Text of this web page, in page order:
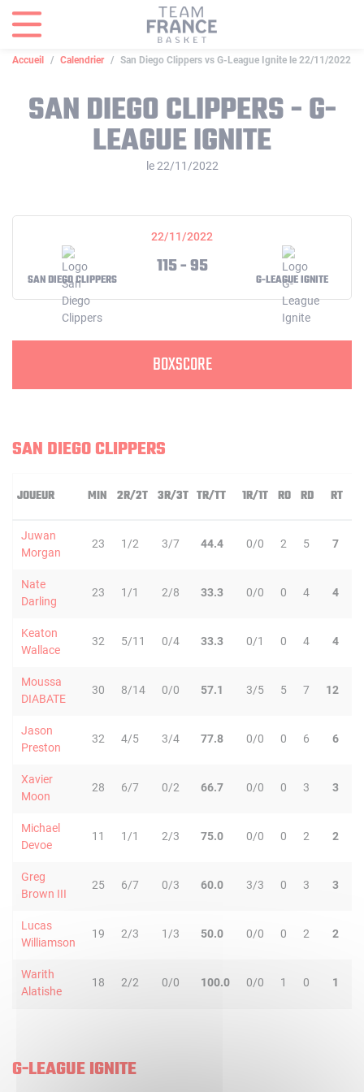
Accueil Calendrier San Diego Clippers vs G-League Ignite le 22/11/2022
SAN DIEGO CLIPPERS - G-
LEAGUE IGNITE
le 22/11/2022
22/11/2022
SAN DIEGO CLIPPERS
115 - 95
G-LEAGUE IGNITE
BOXSCORE
SAN DIEGO CLIPPERS
JOUEUR MIN 2R/2T 3R/3T TR/TT 1R/1T RO RD RT
Juwan
Morgan
23 1/2 3/7 44.4 0/0 2 5 7
Nate
Darling
23 1/1 2/8 33.3 0/0 0 4 4
Keaton
Wallace
32 5/11 0/4 33.3 0/1 0 4 4
Moussa
DIABATE
30 8/14 0/0 57.1 3/5 5 7 12
Jason
Preston
32 4/5 3/4 77.8 0/0 0 6 6
Xavier
Moon
28 6/7 0/2 66.7 0/0 0 3 3
Michael
Devoe
11 1/1 2/3 75.0 0/0 0 2 2
Greg
Brown III
25 6/7 0/3 60.0 3/3 0 3 3
Lucas
Williamson
19 2/3 1/3 50.0 0/0 0 2 2
Warith
Alatishe
18 2/2 0/0 100.0 0/0 1 0 1
G-LEAGUE IGNITE
Panneau de gestion des cookies